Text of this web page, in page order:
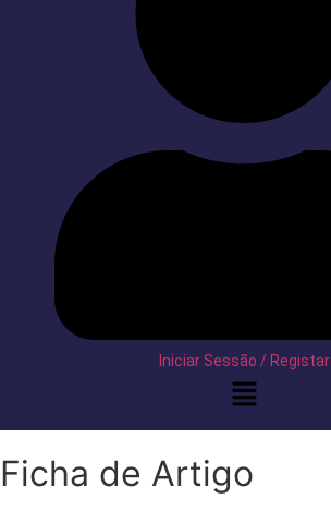
Iniciar Sessão / Registar
Ficha de Artigo